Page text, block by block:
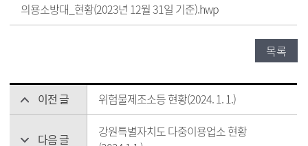
의용소방대_현황(2023년 12월 31일 기준).hwp
목록
이전 글 위험물제조소등 현황(2024. 1. 1.)
다음 글
강원특별자치도 다중이용업소 현황